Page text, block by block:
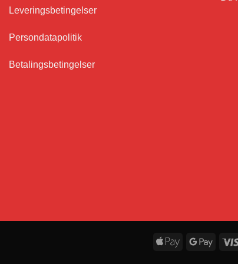
Leveringsbetingelser
Persondatapolitik
Betalingsbetingelser
Apple